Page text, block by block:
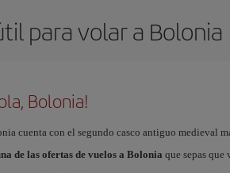
para volar a Bolonia
Bolonia!
cuenta con el segundo casco antiguo medieval
de las ofertas de vuelos a Bolonia que sepas